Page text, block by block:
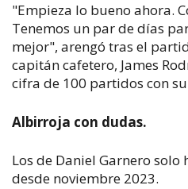
"Empieza lo bueno ahora.
Tenemos un par de días
mejor", arengó tras el
capitán cafetero, James
cifra de 100 partidos con
Albirroja con dudas.
Los de Daniel Garnero solo
desde noviembre 2023.